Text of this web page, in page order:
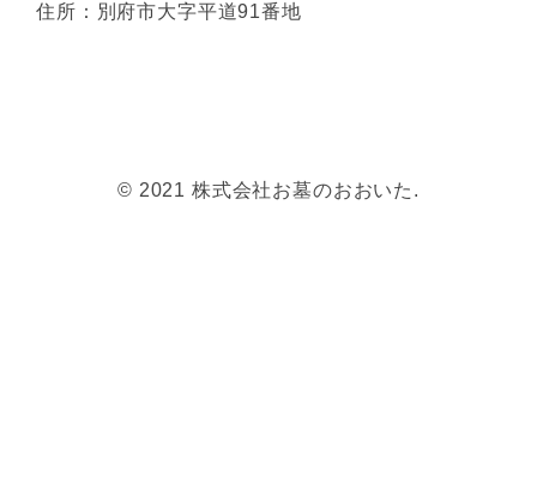
© 2021 株式会社お墓のおおいた.